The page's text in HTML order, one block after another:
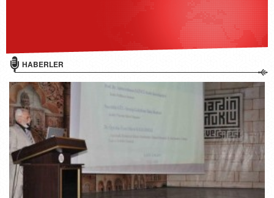
HABERLER